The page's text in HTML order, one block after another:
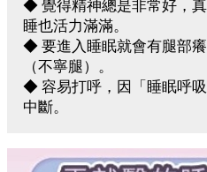
◆ 覺得精神總是非常好，
睡也活力滿滿。
◆ 要進入睡眠就會有腿部
（不寧腿）。
◆ 容易打呼，因「睡眠呼
中斷。